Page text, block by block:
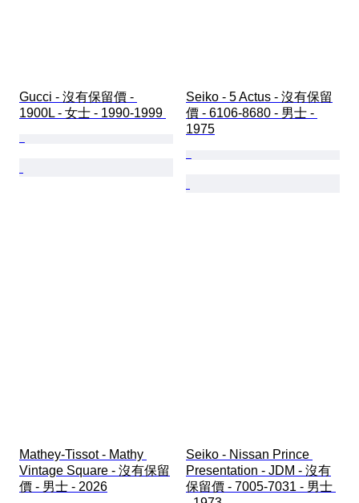
Gucci - 沒有保留價 -
1900L - 女士 - 1990-1999
Seiko - 5 Actus - 沒有保留
價 - 6106-8680 - 男士 -
1975
Mathey-Tissot - Mathy
Vintage Square - 沒有保留
價 - 男士 - 2026
Seiko - Nissan Prince
Presentation - JDM - 沒有
保留價 - 7005-7031 - 男士